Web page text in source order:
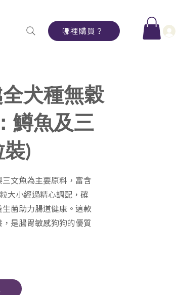
哪裡購買？
犬種無穀
鱒魚及三
)
文魚為主要原料，富含
大小經過精心調配，確
菌助力腸道健康。這款
是腸胃敏感狗狗的優質